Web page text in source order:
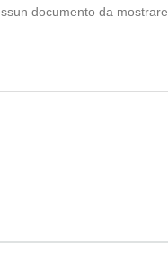
documento da mostrare